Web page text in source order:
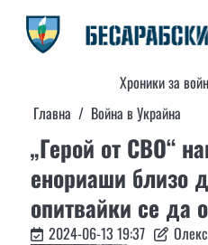
content
Хроники за
Главна
Война в Украйна
„Герой от СВО“
енориаши близо
опитвайки се да
2024-06-13 19:37